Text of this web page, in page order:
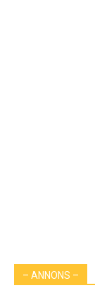
– ANNONS –